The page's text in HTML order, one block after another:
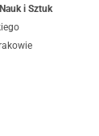
i Sztuk